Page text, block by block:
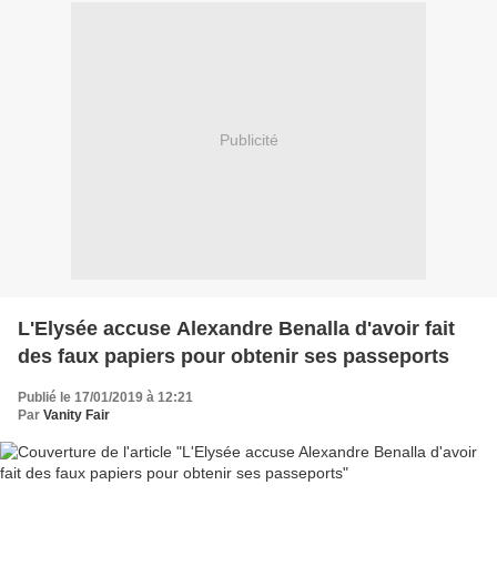
Publicité
L'Elysée accuse Alexandre Benalla d'avoir fait
des faux papiers pour obtenir ses passeports
Publié le 17/01/2019 à 12:21
Par Vanity Fair